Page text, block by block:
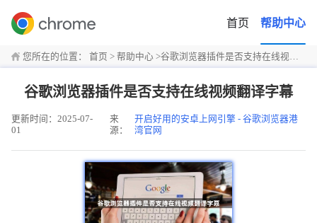
首页 帮助中心
您所在的位置： 首页 > 帮助中心 >谷歌浏览器插件是否支持在线视频翻译字幕
谷歌浏览器插件是否支持在线视频翻译字幕
更新时间：2025-07-
01
来
源：
开启好用的安卓上网引擎 - 谷歌浏览器港
湾官网